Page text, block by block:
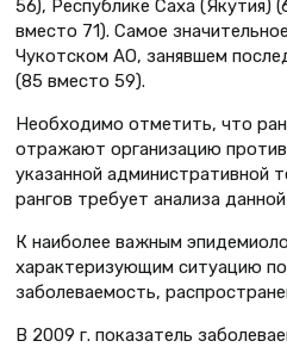
56), Республике Саха (Якутия)
вместо 71). Самое
Чукотском АО, занявшем
(85 вместо 59).
Необходимо отметить, что
отражают организацию
указанной административной
рангов требует анализа
К наиболее важным
характеризующим ситуацию
заболеваемость,
В 2009 г. показатель